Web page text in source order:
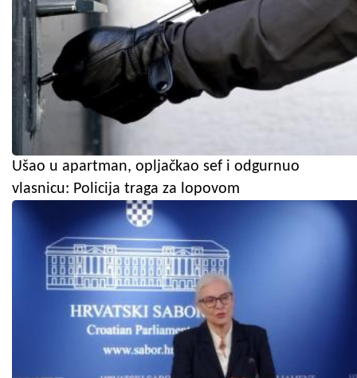
Ušao u apartman, opljačkao sef i odgurnuo
vlasnicu: Policija traga za lopovom